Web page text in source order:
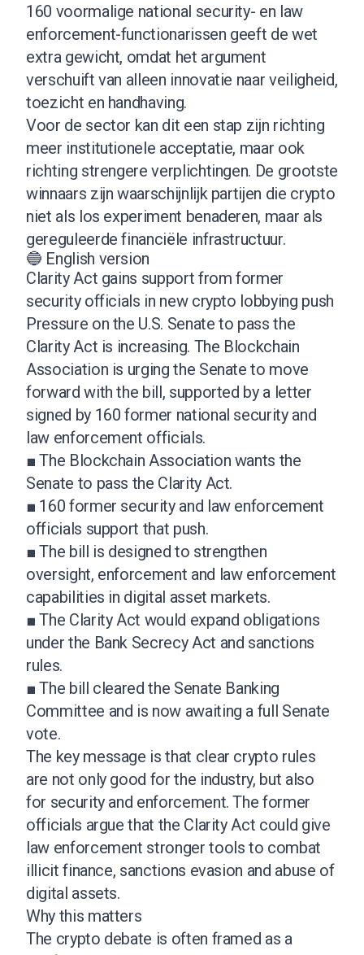
160 voormalige national security- en law
enforcement-functionarissen geeft de wet
extra gewicht, omdat het argument
verschuift van alleen innovatie naar veiligheid,
toezicht en handhaving.
Voor de sector kan dit een stap zijn richting
meer institutionele acceptatie, maar ook
richting strengere verplichtingen. De grootste
winnaars zijn waarschijnlijk partijen die crypto
niet als los experiment benaderen, maar als
gereguleerde financiële infrastructuur.
🔵 English version
Clarity Act gains support from former
security officials in new crypto lobbying push
Pressure on the U.S. Senate to pass the
Clarity Act is increasing. The Blockchain
Association is urging the Senate to move
forward with the bill, supported by a letter
signed by 160 former national security and
law enforcement officials.
■ The Blockchain Association wants the
Senate to pass the Clarity Act.
■ 160 former security and law enforcement
officials support that push.
■ The bill is designed to strengthen
oversight, enforcement and law enforcement
capabilities in digital asset markets.
■ The Clarity Act would expand obligations
under the Bank Secrecy Act and sanctions
rules.
■ The bill cleared the Senate Banking
Committee and is now awaiting a full Senate
vote.
The key message is that clear crypto rules
are not only good for the industry, but also
for security and enforcement. The former
officials argue that the Clarity Act could give
law enforcement stronger tools to combat
illicit finance, sanctions evasion and abuse of
digital assets.
Why this matters
The crypto debate is often framed as a